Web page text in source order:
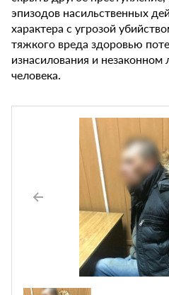
эпизодов насильственных
характера с угрозой
тяжкого вреда здоровью
изнасилования и
человека.